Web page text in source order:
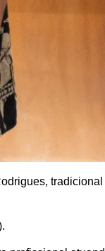
tradicional